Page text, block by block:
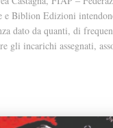
e Biblion Edizioni
dato da quanti, di
gli incarichi assegnati,